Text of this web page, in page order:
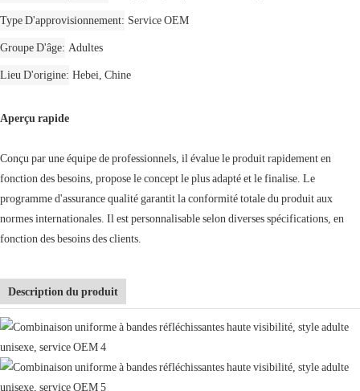
Type D'approvisionnement Service OEM
Groupe D'âge Adultes
Lieu D'origine Hebei, Chine
Aperçu rapide
Conçu par une équipe de professionnels, il évalue le produit rapidement en
fonction des besoins, propose le concept le plus adapté et le finalise. Le
programme d'assurance qualité garantit la conformité totale du produit aux
normes internationales. Il est personnalisable selon diverses spécifications, en
fonction des besoins des clients.
Description du produit